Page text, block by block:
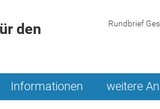
den
Rundbrief
Informationen weitere